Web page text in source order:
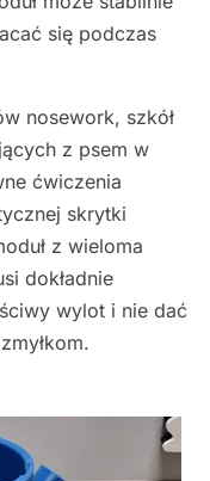
się podczas
nosework, szkół
z psem w
ćwiczenia
skrytki
z wieloma
dokładnie
wylot i nie dać